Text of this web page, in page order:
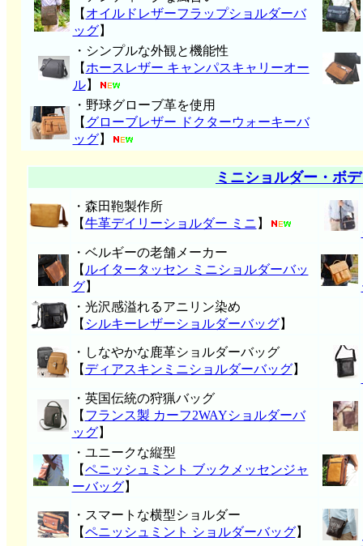
【 オイルドレザーフラップショルダーバ
ッグ】
・シンプルな外観と機能性
【 ホースレザー キャンパスキャリーオー
ル】
・野球グローブ革を使用
【 グローブレザー ドクターウォーキーバ
ッグ】
ミニショルダー・ボ
・森田鞄製作所
【牛革デイリーショルダー ミニ 】
・ベルギーの老舗メーカー
【 ルイタータッセン ミニショルダーバッ
グ】
・光沢感溢れるアニリン染め
【 シルキーレザーショルダーバッグ】
・しなやかな鹿革ショルダーバッグ
【 ディアスキンミニショルダーバッグ】
・英国伝統の狩猟バッグ
【 フランス製 カーフ2WAYショルダーバ
ッグ】
・ユニークな縦型
【ペニッシュミント ブックメッセンジャ
ーバッグ】
・スマートな横型ショルダー
【ペニッシュミント ショルダーバッグ】